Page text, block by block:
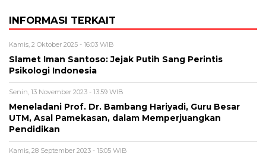
INFORMASI TERKAIT
Kamis, 2 Oktober 2025 - 16:03 WIB
Slamet Iman Santoso: Jejak Putih Sang Perintis
Psikologi Indonesia
Senin, 13 November 2023 - 13:59 WIB
Meneladani Prof. Dr. Bambang Hariyadi, Guru Besar
UTM, Asal Pamekasan, dalam Memperjuangkan
Pendidikan
Kamis, 28 September 2023 - 15:05 WIB